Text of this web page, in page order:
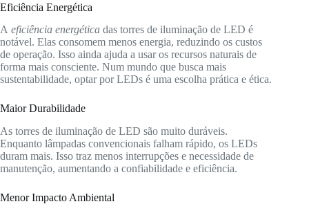
Eficiência Energética
A eficiência energética das torres de iluminação de LED é
notável. Elas consomem menos energia, reduzindo os custos
de operação. Isso ainda ajuda a usar os recursos naturais de
forma mais consciente. Num mundo que busca mais
sustentabilidade, optar por LEDs é uma escolha prática e ética.
Maior Durabilidade
As torres de iluminação de LED são muito duráveis.
Enquanto lâmpadas convencionais falham rápido, os LEDs
duram mais. Isso traz menos interrupções e necessidade de
manutenção, aumentando a confiabilidade e eficiência.
Menor Impacto Ambiental